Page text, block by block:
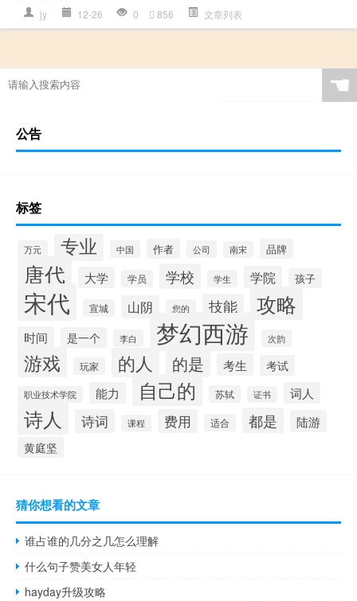
jy 12-26 0 856 文章列表
☚
公告
标签
万元 专业 中国 作者 公司 南宋 品牌
唐代 大学 学员 学校 学生 学院 孩子
宋代 宣城 山阴 您的 技能 攻略
时间 是一个 李白 梦幻西游 次韵
游戏 玩家 的人 的是 考生 考试
职业技术学院 能力 自己的 苏轼 证书 词人
诗人 诗词 课程 费用 适合 都是 陆游
黄庭坚
猜你想看的文章
谁占谁的几分之几怎么理解
什么句子赞美女人年轻
hayday升级攻略